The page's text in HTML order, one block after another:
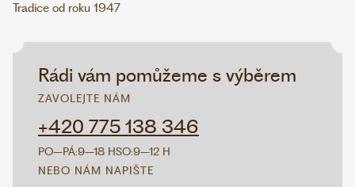
Rádi vám pomůžeme s výběrem
ZAVOLEJTE NÁM
+420 775 138 346
PO–PÁ:9–18 HSO:9–12 H
NEBO NÁM NAPIŠTE
Tradice od roku 1947